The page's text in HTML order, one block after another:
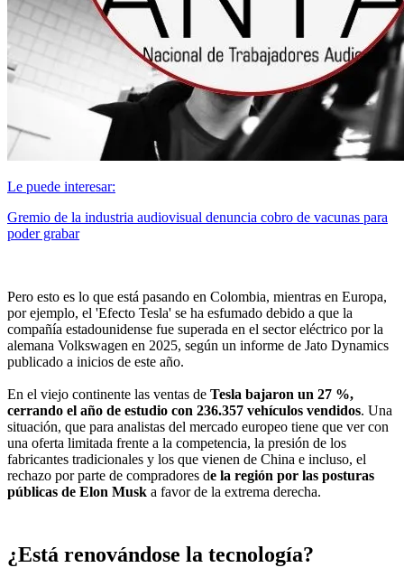
Le puede interesar:
Gremio de la industria audiovisual denuncia cobro de vacunas para
poder grabar
Pero esto es lo que está pasando en Colombia, mientras en Europa,
por ejemplo, el 'Efecto Tesla' se ha esfumado debido a que la
compañía estadounidense fue superada en el sector eléctrico por la
alemana Volkswagen en 2025, según un informe de Jato Dynamics
publicado a inicios de este año.
En el viejo continente las ventas de Tesla bajaron un 27 %,
cerrando el año de estudio con 236.357 vehículos vendidos. Una
situación, que para analistas del mercado europeo tiene que ver con
una oferta limitada frente a la competencia, la presión de los
fabricantes tradicionales y los que vienen de China e incluso, el
rechazo por parte de compradores de la región por las posturas
públicas de Elon Musk a favor de la extrema derecha.
¿Está renovándose la tecnología?